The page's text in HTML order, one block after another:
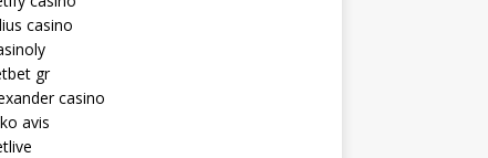
casino
gr
casino
avis